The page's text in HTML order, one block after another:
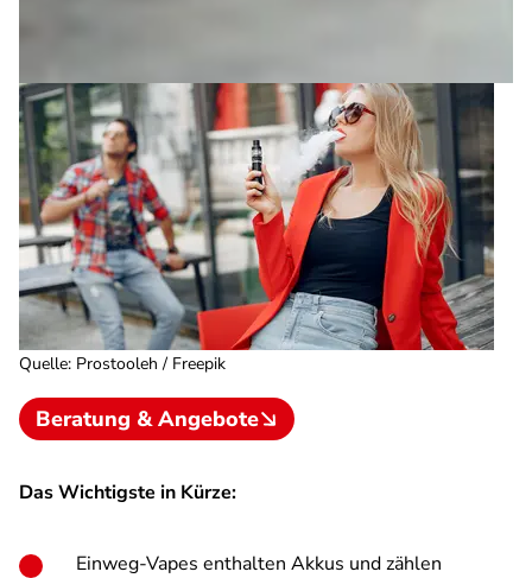
Quelle: Prostooleh / Freepik
Beratung & Angebote
Das Wichtigste in Kürze:
Einweg-Vapes enthalten Akkus und zählen